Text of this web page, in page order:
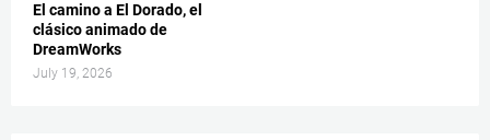
El camino a El Dorado, el
clásico animado de
DreamWorks
July 19, 2026